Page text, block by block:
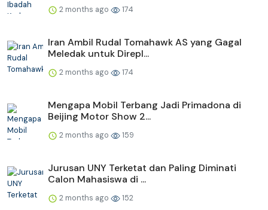
2 months ago 174
Iran Ambil Rudal Tomahawk AS yang Gagal
Meledak untuk Direpl...
2 months ago 174
Mengapa Mobil Terbang Jadi Primadona di
Beijing Motor Show 2...
2 months ago 159
Jurusan UNY Terketat dan Paling Diminati
Calon Mahasiswa di ...
2 months ago 152